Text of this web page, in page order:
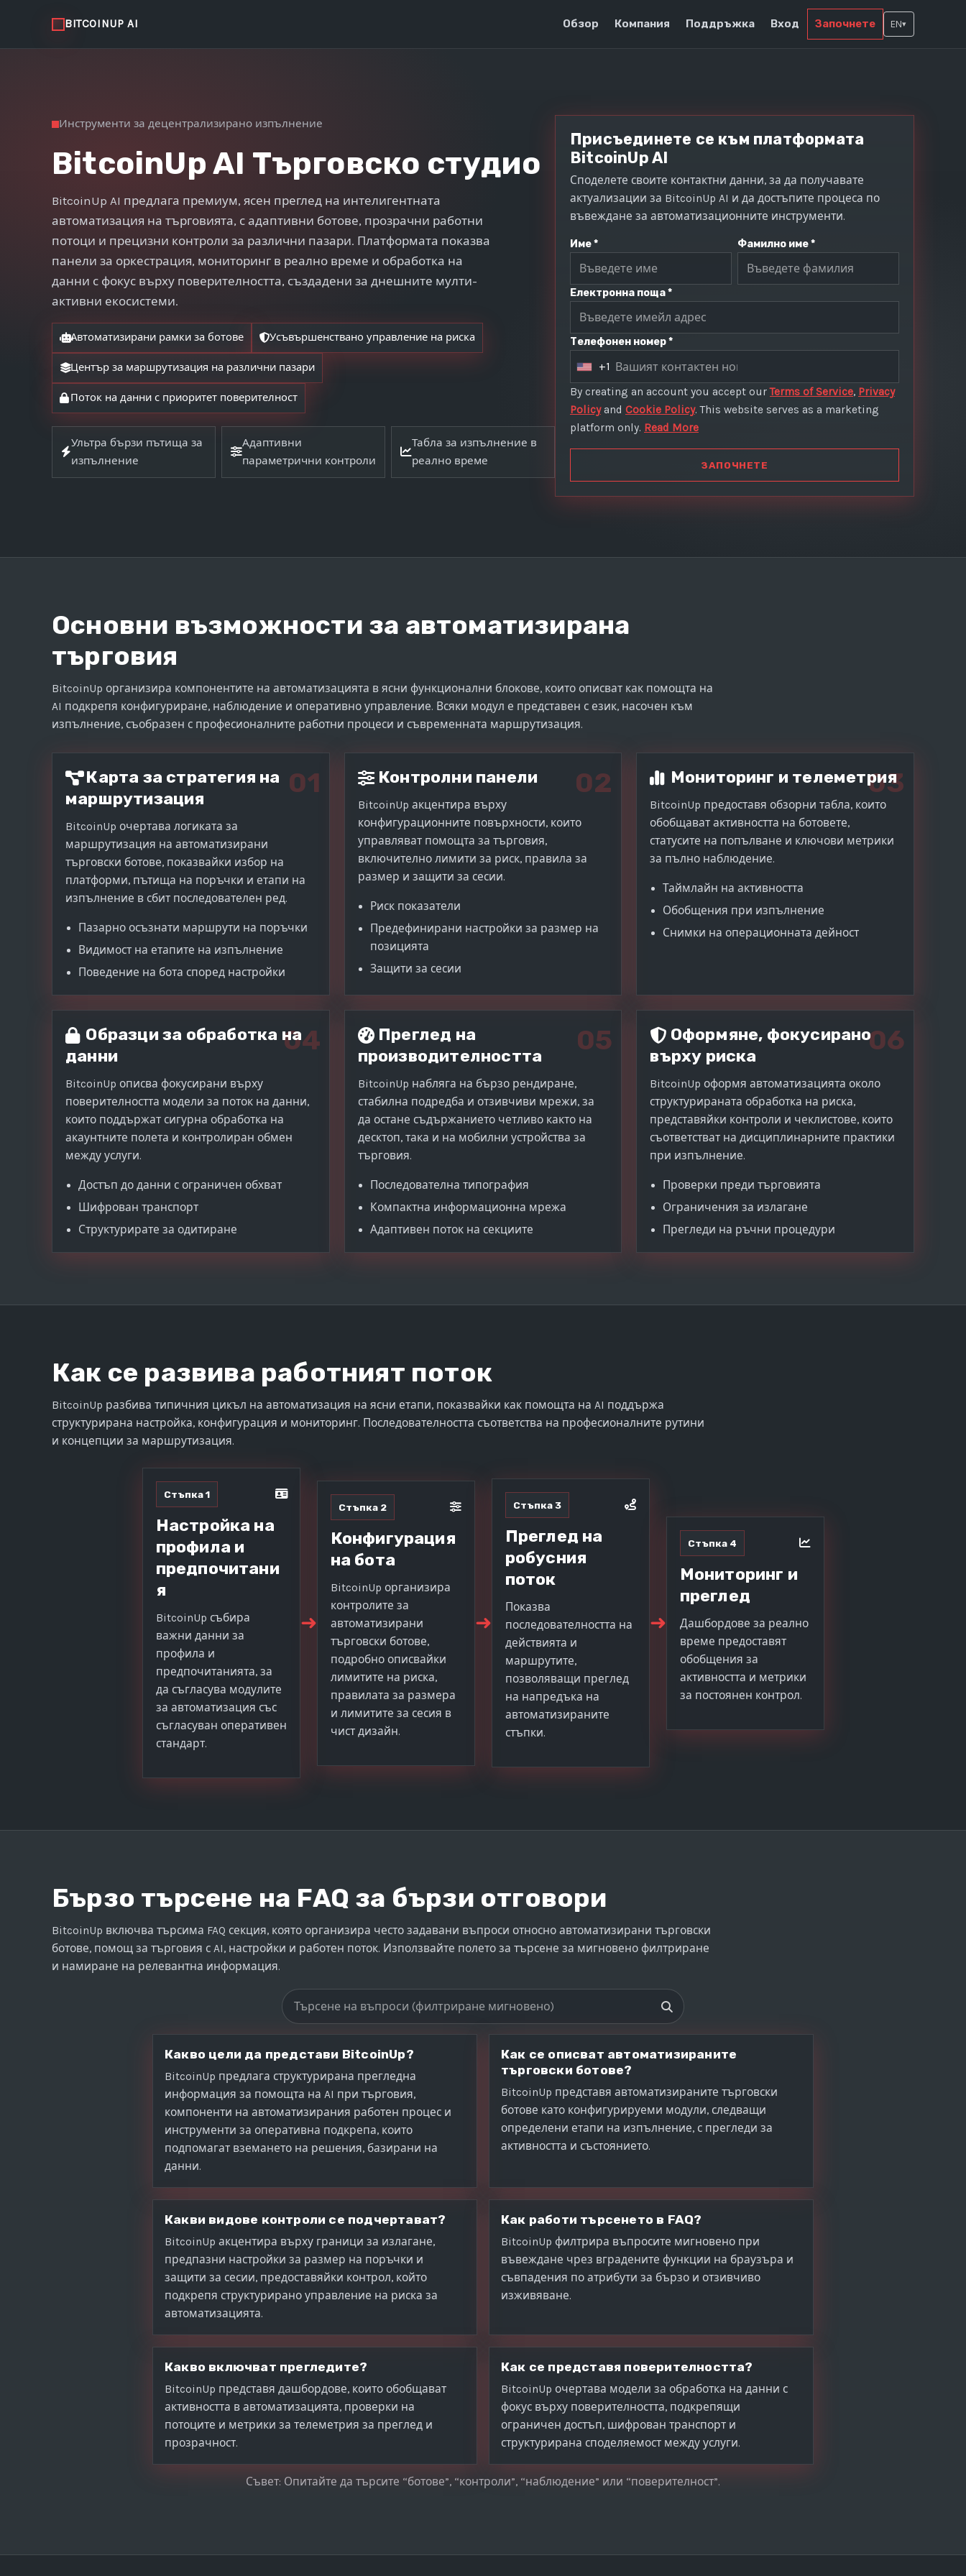
BITCOINUP AI Обзор Компания Поддръжка Вход Започнете EN▾
Инструменти за децентрализирано изпълнение
BitcoinUp AI Търговско студио
BitcoinUp AI предлага премиум, ясен преглед на интелигентната
автоматизация на търговията, с адаптивни ботове, прозрачни работни
потоци и прецизни контроли за различни пазари. Платформата показва
панели за оркестрация, мониторинг в реално време и обработка на
данни с фокус върху поверителността, създадени за днешните мулти-
активни екосистеми.
Автоматизирани рамки за ботове Усъвършенствано управление на риска
Център за маршрутизация на различни пазари
Поток на данни с приоритет поверителност
Ультра бързи пътища за
изпълнение
Адаптивни
параметрични контроли
Табла за изпълнение в
реално време
Присъединете се към платформата
BitcoinUp AI
Споделете своите контактни данни, за да получавате
актуализации за BitcoinUp AI и да достъпите процеса по
въвеждане за автоматизационните инструменти.
Име * Фамилно име *
Електронна поща *
Телефонен номер *
U
n
i
t
S
t
+1
By creating an account you accept ourTerms of Service, Privacy
Policyand Cookie Policy. This website serves as a marketing
platform only. Read More
ЗАПОЧНЕТЕ
Основни възможности за автоматизирана
търговия
BitcoinUp организира компонентите на автоматизацията в ясни функционални блокове, които описват как помощта на
AI подкрепя конфигуриране, наблюдение и оперативно управление. Всяки модул е представен с език, насочен към
изпълнение, съобразен с професионалните работни процеси и съвременната маршрутизация.
01
Карта за стратегия на
маршрутизация
BitcoinUp очертава логиката за
маршрутизация на автоматизирани
търговски ботове, показвайки избор на
платформи, пътища на поръчки и етапи на
изпълнение в сбит последователен ред.
Пазарно осъзнати маршрути на поръчки
Видимост на етапите на изпълнение
Поведение на бота според настройки
02
Контролни панели
BitcoinUp акцентира върху
конфигурационните повърхности, които
управляват помощта за търговия,
включително лимити за риск, правила за
размер и защити за сесии.
Риск показатели
Предефинирани настройки за размер на
позицията
Защити за сесии
03
Мониторинг и телеметрия
BitcoinUp предоставя обзорни табла, които
обобщават активността на ботовете,
статусите на попълване и ключови метрики
за пълно наблюдение.
Таймлайн на активността
Обобщения при изпълнение
Снимки на операционната дейност
04
Образци за обработка на
данни
BitcoinUp описва фокусирани върху
поверителността модели за поток на данни,
които поддържат сигурна обработка на
акаунтните полета и контролиран обмен
между услуги.
Достъп до данни с ограничен обхват
Шифрован транспорт
Структурирате за одитиране
05
Преглед на
производителността
BitcoinUp набляга на бързо рендиране,
стабилна подредба и отзивчиви мрежи, за
да остане съдържанието четливо както на
десктоп, така и на мобилни устройства за
търговия.
Последователна типография
Компактна информационна мрежа
Адаптивен поток на секциите
06
Оформяне, фокусирано
върху риска
BitcoinUp оформя автоматизацията около
структурираната обработка на риска,
представяйки контроли и чеклистове, които
съответстват на дисциплинарните практики
при изпълнение.
Проверки преди търговията
Ограничения за излагане
Прегледи на ръчни процедури
Как се развива работният поток
BitcoinUp разбива типичния цикъл на автоматизация на ясни етапи, показвайки как помощта на AI поддържа
структурирана настройка, конфигурация и мониторинг. Последователността съответства на професионалните рутини
и концепции за маршрутизация.
Стъпка 1
Настройка на
профила и
предпочитани
я
BitcoinUp събира
важни данни за
профила и
предпочитанията, за
да съгласува модулите
за автоматизация със
съгласуван оперативен
стандарт.
➜
Стъпка 2
Конфигурация
на бота
BitcoinUp организира
контролите за
автоматизирани
търговски ботове,
подробно описвайки
лимитите на риска,
правилата за размера
и лимитите за сесия в
чист дизайн.
➜
Стъпка 3
Преглед на
робусния
поток
Показва
последователността на
действията и
маршрутите,
позволяващи преглед
на напредъка на
автоматизираните
стъпки.
➜
Стъпка 4
Мониторинг и
преглед
Дашбордове за реално
време предоставят
обобщения за
активността и метрики
за постоянен контрол.
Бързо търсене на FAQ за бързи отговори
BitcoinUp включва търсима FAQ секция, която организира често задавани въпроси относно автоматизирани търговски
ботове, помощ за търговия с AI, настройки и работен поток. Използвайте полето за търсене за мигновено филтриране
и намиране на релевантна информация.
Търсене в често задавани въпроси
Какво цели да представи BitcoinUp?
BitcoinUp предлага структурирана прегледна
информация за помощта на AI при търговия,
компоненти на автоматизирания работен процес и
инструменти за оперативна подкрепа, които
подпомагат вземането на решения, базирани на
данни.
Как се описват автоматизираните
търговски ботове?
BitcoinUp представя автоматизираните търговски
ботове като конфигурируеми модули, следващи
определени етапи на изпълнение, с прегледи за
активността и състоянието.
Какви видове контроли се подчертават?
BitcoinUp акцентира върху граници за излагане,
предпазни настройки за размер на поръчки и
защити за сесии, предоставяйки контрол, който
подкрепя структурирано управление на риска за
автоматизацията.
Как работи търсенето в FAQ?
BitcoinUp филтрира въпросите мигновено при
въвеждане чрез вградените функции на браузъра и
съвпадения по атрибути за бързо и отзивчиво
изживяване.
Какво включват прегледите?
BitcoinUp представя дашбордове, които обобщават
активността в автоматизацията, проверки на
потоците и метрики за телеметрия за преглед и
прозрачност.
Как се представя поверителността?
BitcoinUp очертава модели за обработка на данни с
фокус върху поверителността, подкрепящи
ограничен достъп, шифрован транспорт и
структурирана споделяемост между услуги.
Съвет: Опитайте да търсите “ботове”, “контроли”, “наблюдение” или “поверителност”.